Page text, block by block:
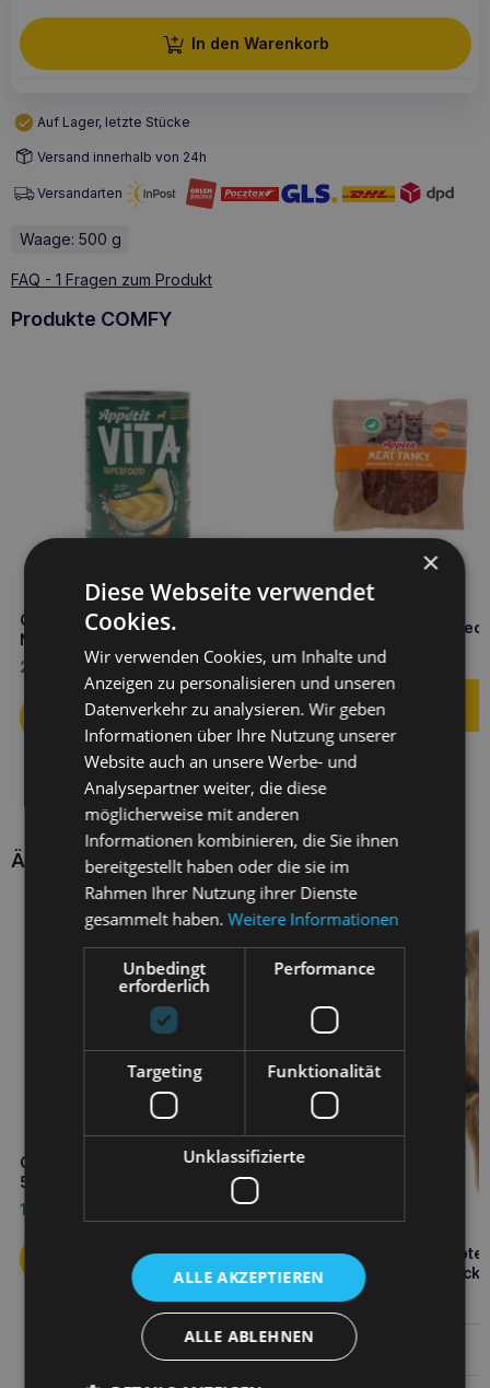
In den Warenkorb
Auf Lager, letzte Stücke
Versand innerhalb von 24h
Versandarten
Waage: 500 g
FAQ - 1 Fragen zum Produkt
Produkte COMFY
COMFY Appetit Vita Duck 400g
Nassfutter für Hunde
2,50
Entenbrust 500g
6,60€
Ähnliche Produkte
COMFY Appetit Fancy Thunfisch
50g Katzenleckerli
1,70
COMFY Appetit Huhn
Natural 5 Stück
2,10€
×
Diese Webseite verwendet
Cookies.
Wir verwenden Cookies, um Inhalte und
Anzeigen zu personalisieren und unseren
Datenverkehr zu analysieren. Wir geben
Informationen über Ihre Nutzung unserer
Website auch an unsere Werbe- und
Analysepartner weiter, die diese
möglicherweise mit anderen
Informationen kombinieren, die Sie ihnen
bereitgestellt haben oder die sie im
Rahmen Ihrer Nutzung ihrer Dienste
gesammelt haben.Weitere Informationen
Unbedingt
erforderlich
Performance
Targeting Funktionalität
Unklassifizierte
ALLE AKZEPTIEREN
ALLE ABLEHNEN